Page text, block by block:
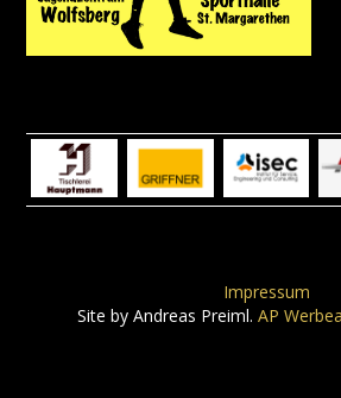
Impressum
Site by Andreas Preiml. AP